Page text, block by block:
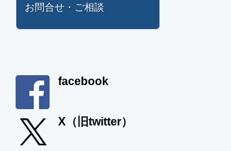
お問合せ・ご相談
facebook
X（旧twitter）